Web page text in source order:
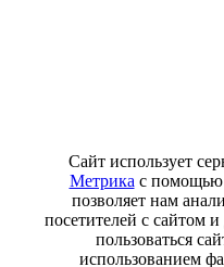
Сайт использует
Метрика с помощью
позволяет нам
посетителей с сайтом
пользоваться
использованием